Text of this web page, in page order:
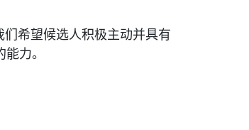
希望候选人积极主动并具有
力。